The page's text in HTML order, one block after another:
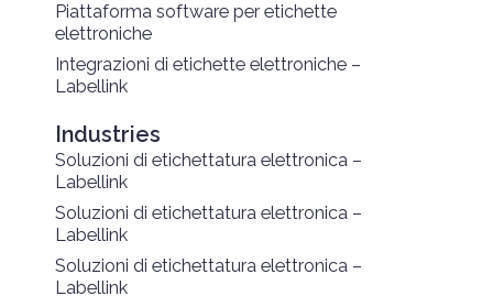
Piattaforma software per etichette
elettroniche
Integrazioni di etichette elettroniche –
Labellink
Industries
Soluzioni di etichettatura elettronica –
Labellink
Soluzioni di etichettatura elettronica –
Labellink
Soluzioni di etichettatura elettronica –
Labellink